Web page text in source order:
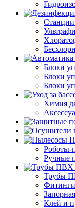
Станции
Блоки
Блоки
Блоки
Химия
Роботы-
Ручные
Трубы
Клей и